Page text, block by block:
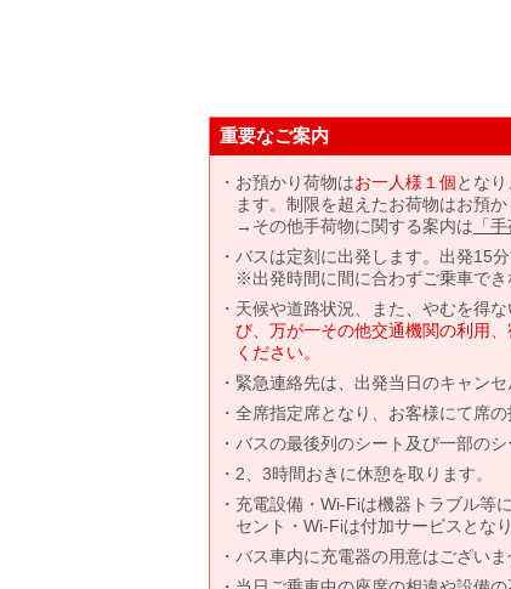
重要なご案内
お預かり荷物はお一人様１個とな
ます。制限を超えたお荷物はお預か
→その他手荷物に関する案内は 「
バスは定刻に出発します。出発15
※出発時間に間に合わずご乗車でき
天候や道路状況、また、やむを得
び、万が一その他交通機関の利用
ください。
緊急連絡先は、出発当日のキャン
全席指定席となり、お客様にて席の
バスの最後列のシート及び一部の
2、3時間おきに休憩を取ります。
充電設備・Wi-Fiは機器トラブル等
セント・Wi-Fiは付加サービスとな
バス車内に充電器の用意はござい